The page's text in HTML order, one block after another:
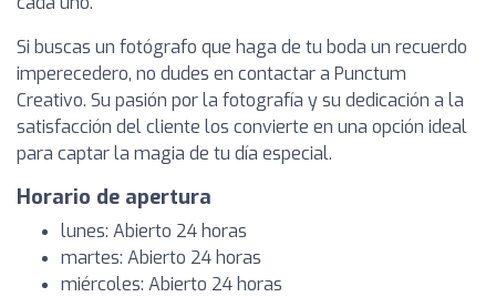
Si buscas un fotógrafo que haga de tu boda un recuerdo
imperecedero, no dudes en contactar a Punctum
Creativo. Su pasión por la fotografía y su dedicación a la
satisfacción del cliente los convierte en una opción ideal
para captar la magia de tu día especial.
Horario de apertura
lunes: Abierto 24 horas
martes: Abierto 24 horas
miércoles: Abierto 24 horas